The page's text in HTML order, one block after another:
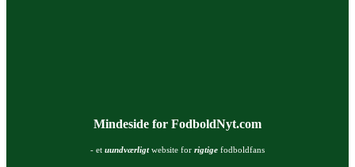
Mindeside for FodboldNyt.com
- et uundværligtwebsite for rigtige fodboldfans